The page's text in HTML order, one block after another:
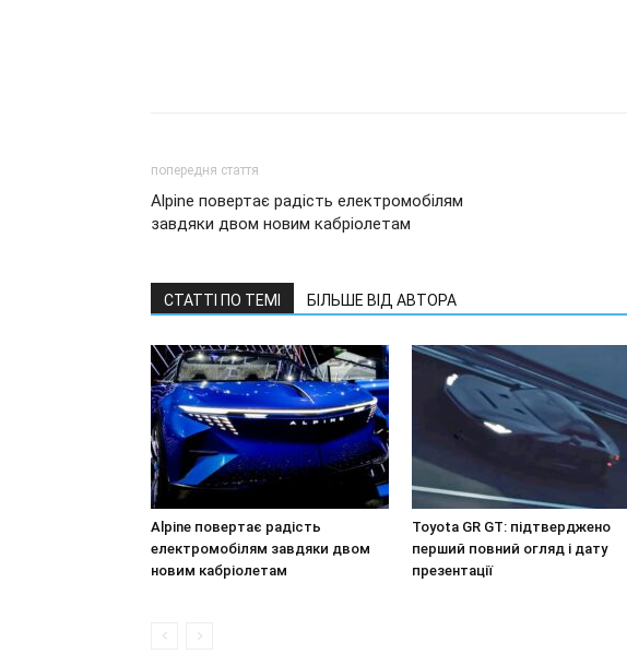
попередня стаття
Alpine повертає радість електромобілям
завдяки двом новим кабріолетам
СТАТТІ ПО ТЕМІ БІЛЬШЕ ВІД АВТОРА
Alpine повертає радість
електромобілям завдяки двом
новим кабріолетам
Toyota GR GT: підтверджено
перший повний огляд і дату
презентації